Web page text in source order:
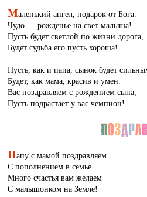
Маленький ангел, подарок от Бога.
Чудо — рожденье на свет малыша!
Пусть будет светлой по жизни дорога,
Будет судьба его пусть хороша!
Пусть, как и папа, сынок будет
Будет, как мама, красив и умен.
Вас поздравляем с рождением сына,
Пусть подрастает у вас чемпион!
Папу с мамой поздравляем
С пополнением в семье.
Много счастья вам желаем
С малышонком на Земле!